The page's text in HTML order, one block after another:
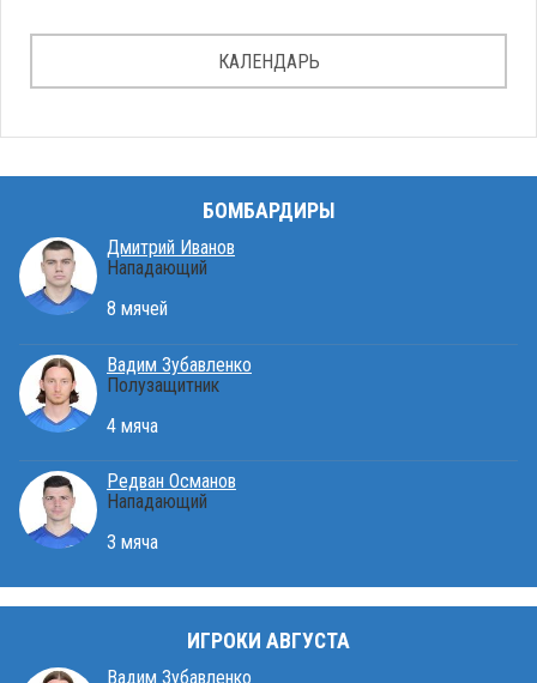
КАЛЕНДАРЬ
БОМБАРДИРЫ
Дмитрий Иванов
Нападающий
8 мячей
Вадим Зубавленко
Полузащитник
4 мяча
Редван Османов
Нападающий
3 мяча
ИГРОКИ АВГУСТА
Вадим Зубавленко